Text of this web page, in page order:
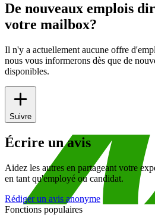
De nouveaux emplois
votre mailbox?
Il n'y a actuellement aucune offre
nous vous informerons dès que de
disponibles.
Suivre
Écrire un avis
Aidez les autres en partageant votre
en tant qu'employé ou candidat.
Rédiger un avis anonyme
Fonctions populaires